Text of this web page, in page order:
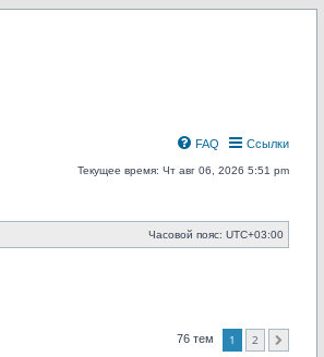
Ссылки
FAQ
Текущее время: Чт авг 06, 2026 5:51 pm
Часовой пояс: UTC+03:00
76 тем 1 2